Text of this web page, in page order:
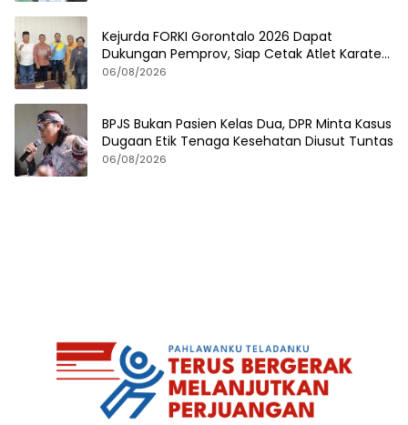
Kejurda FORKI Gorontalo 2026 Dapat
Dukungan Pemprov, Siap Cetak Atlet Karate
Berprestasi
06/08/2026
BPJS Bukan Pasien Kelas Dua, DPR Minta Kasus
Dugaan Etik Tenaga Kesehatan Diusut Tuntas
06/08/2026